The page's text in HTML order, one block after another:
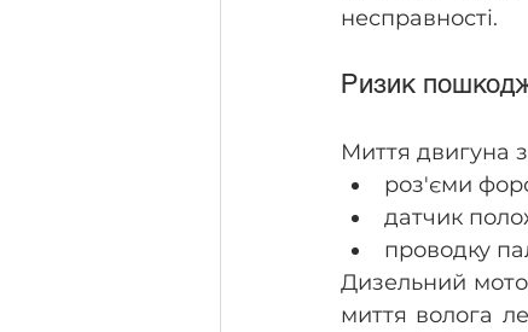
несправності.
Ризик
Миття двигуна
роз'єми
датчик
проводку
Дизельний
миття волога